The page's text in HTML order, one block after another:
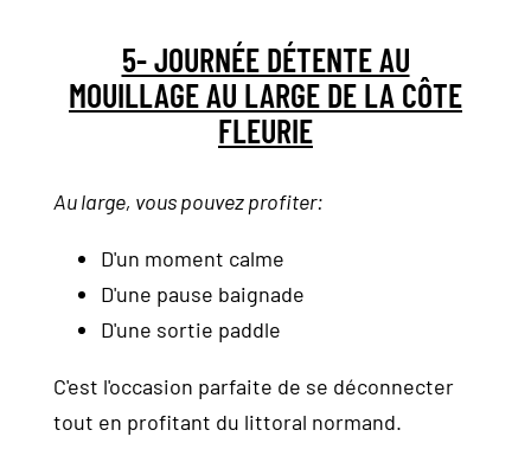
5- JOURNÉE DÉTENTE AU
MOUILLAGE AU LARGE DE LA CÔTE
FLEURIE
Au large, vous pouvez profiter:
D'un moment calme
D'une pause baignade
D'une sortie paddle
C'est l'occasion parfaite de se déconnecter
tout en profitant du littoral normand.